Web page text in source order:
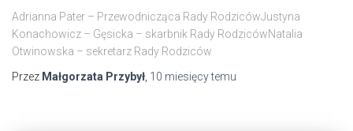
Adrianna Pater – Przewodnicząca Rady RodzicówJustyna
Konachowicz – Gęsicka – skarbnik Rady RodzicówNatalia
Otwinowska – sekretarz Rady Rodziców
Przez Małgorzata Przybył 10 miesięcytemu